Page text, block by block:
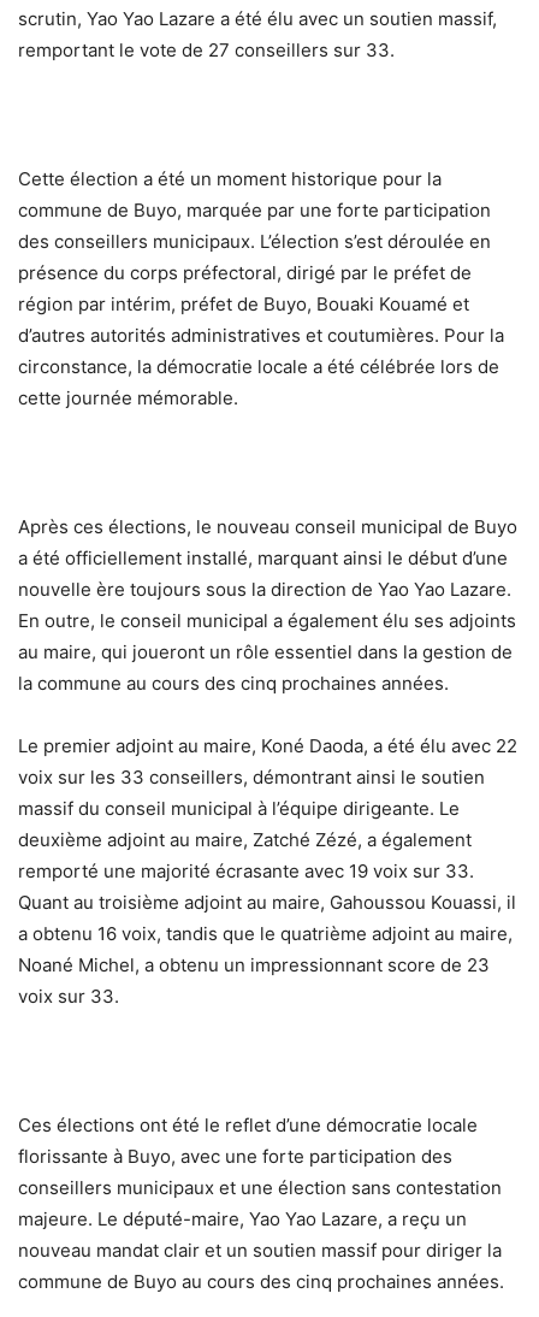
scrutin, Yao Yao Lazare a été élu avec un soutien massif,
remportant le vote de 27 conseillers sur 33.
Cette élection a été un moment historique pour la
commune de Buyo, marquée par une forte participation
des conseillers municipaux. L’élection s’est déroulée en
présence du corps préfectoral, dirigé par le préfet de
région par intérim, préfet de Buyo, Bouaki Kouamé et
d’autres autorités administratives et coutumières. Pour la
circonstance, la démocratie locale a été célébrée lors de
cette journée mémorable.
Après ces élections, le nouveau conseil municipal de Buyo
a été officiellement installé, marquant ainsi le début d’une
nouvelle ère toujours sous la direction de Yao Yao Lazare.
En outre, le conseil municipal a également élu ses adjoints
au maire, qui joueront un rôle essentiel dans la gestion de
la commune au cours des cinq prochaines années.
Le premier adjoint au maire, Koné Daoda, a été élu avec 22
voix sur les 33 conseillers, démontrant ainsi le soutien
massif du conseil municipal à l’équipe dirigeante. Le
deuxième adjoint au maire, Zatché Zézé, a également
remporté une majorité écrasante avec 19 voix sur 33.
Quant au troisième adjoint au maire, Gahoussou Kouassi, il
a obtenu 16 voix, tandis que le quatrième adjoint au maire,
Noané Michel, a obtenu un impressionnant score de 23
voix sur 33.
Ces élections ont été le reflet d’une démocratie locale
florissante à Buyo, avec une forte participation des
conseillers municipaux et une élection sans contestation
majeure. Le député-maire, Yao Yao Lazare, a reçu un
nouveau mandat clair et un soutien massif pour diriger la
commune de Buyo au cours des cinq prochaines années.